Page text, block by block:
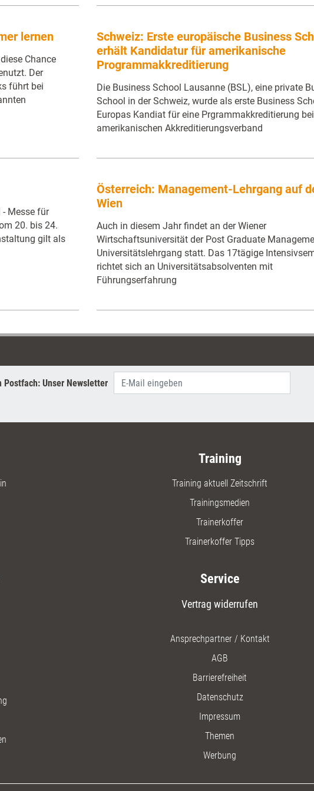
lernen
Chance
Der
führt bei
Schweiz: Erste europäische Business
erhält Kandidatur für amerikanische
Programmakkreditierung
Die Business School Lausanne (BSL), eine private
School in der Schweiz, wurde als erste Business
Europas Kandiat für eine Prgrammakkreditierung
amerikanischen Akkreditierungsverband
Messe für
20. bis 24.
gilt als
Österreich: Management-Lehrgang auf
Wien
Auch in diesem Jahr findet an der Wiener
Wirtschaftsuniversität der Post Graduate
Universitätslehrgang statt. Das 17tägige
richtet sich an Universitätsabsolventen mit
Führungserfahrung
Unser Newsletter
Training
Training aktuell Zeitschrift
Trainingsmedien
Trainerkoffer
Trainerkoffer Tipps
Service
Vertrag widerrufen
Ansprechpartner / Kontakt
AGB
Barrierefreiheit
Datenschutz
Impressum
Themen
Werbung